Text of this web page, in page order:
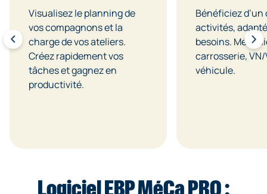
Visualisez le planning de
vos compagnons et la
charge de vos ateliers.
Créez rapidement vos
tâches et gagnez en
productivité.
Bénéficiez
activités,
besoins.
carrosserie, VN/
véhicule.